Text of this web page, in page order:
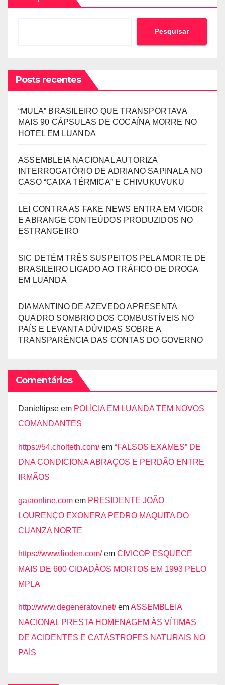
Pesquisar
Posts recentes
“MULA” BRASILEIRO QUE TRANSPORTAVA
MAIS 90 CÁPSULAS DE COCAÍNA MORRE NO
HOTEL EM LUANDA
ASSEMBLEIA NACIONAL AUTORIZA
INTERROGATÓRIO DE ADRIANO SAPINALA NO
CASO “CAIXA TÉRMICA” E CHIVUKUVUKU
LEI CONTRA AS FAKE NEWS ENTRA EM VIGOR
E ABRANGE CONTEÚDOS PRODUZIDOS NO
ESTRANGEIRO
SIC DETÉM TRÊS SUSPEITOS PELA MORTE DE
BRASILEIRO LIGADO AO TRÁFICO DE DROGA
EM LUANDA
DIAMANTINO DE AZEVEDO APRESENTA
QUADRO SOMBRIO DOS COMBUSTÍVEIS NO
PAÍS E LEVANTA DÚVIDAS SOBRE A
TRANSPARÊNCIA DAS CONTAS DO GOVERNO
Comentários
Danieltipse em POLÍCIA EM LUANDA TEM NOVOS
COMANDANTES
https://54.cholteth.com/em “FALSOS EXAMES” DE
DNA CONDICIONA ABRAÇOS E PERDÃO ENTRE
IRMÃOS
gaiaonline.com em PRESIDENTE JOÃO
LOURENÇO EXONERA PEDRO MAQUITA DO
CUANZA NORTE
https://www.lioden.com/em CIVICOP ESQUECE
MAIS DE 600 CIDADÃOS MORTOS EM 1993 PELO
MPLA
http://www.degeneratov.net/emASSEMBLEIA
NACIONAL PRESTA HOMENAGEM ÀS VÍTIMAS
DE ACIDENTES E CATÁSTROFES NATURAIS NO
PAÍS